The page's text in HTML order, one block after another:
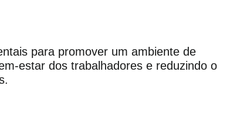
para promover um ambiente de
estar dos trabalhadores e reduzindo o